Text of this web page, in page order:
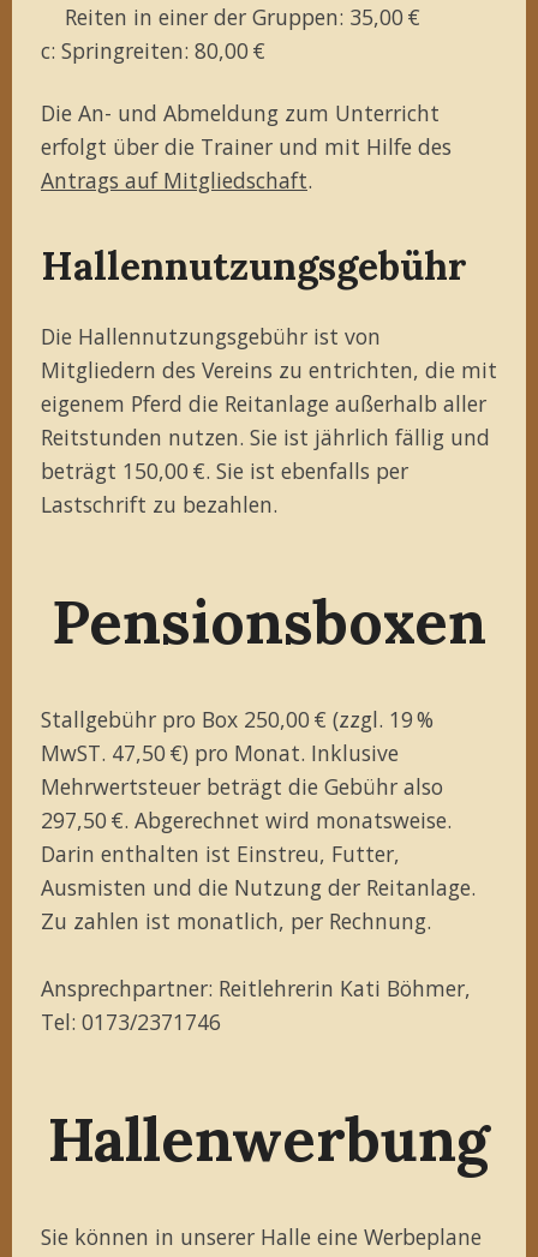
Reiten in einer der Gruppen: 35,00 €
c: Springreiten: 80,00 €
Die An- und Abmeldung zum Unterricht
erfolgt über die Trainer und mit Hilfe des
Antrags auf Mitgliedschaft.
Hallennutzungsgebühr
Die Hallennutzungsgebühr ist von
Mitgliedern des Vereins zu entrichten, die mit
eigenem Pferd die Reitanlage außerhalb aller
Reitstunden nutzen. Sie ist jährlich fällig und
beträgt 150,00 €. Sie ist ebenfalls per
Lastschrift zu bezahlen.
Pensionsboxen
Stallgebühr pro Box 250,00 € (zzgl. 19 %
MwST. 47,50 €) pro Monat. Inklusive
Mehrwertsteuer beträgt die Gebühr also
297,50 €. Abgerechnet wird monatsweise.
Darin enthalten ist Einstreu, Futter,
Ausmisten und die Nutzung der Reitanlage.
Zu zahlen ist monatlich, per Rechnung.
Ansprechpartner: Reitlehrerin Kati Böhmer,
Tel: 0173/2371746
Hallenwerbung
Sie können in unserer Halle eine Werbeplane